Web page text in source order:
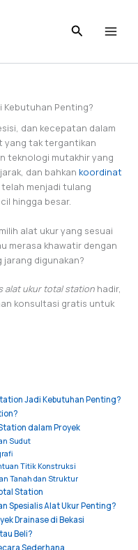
Kebutuhan Penting?
dan kecepatan dalam
yang tak tergantikan
teknologi mutakhir yang
dan bahkan koordinat
menjadi tulang
hingga besar.
alat ukur yang sesuai
merasa khawatir dengan
digunakan?
alat ukur total station hadir,
konsultasi gratis untuk
Jadi Kebutuhan Penting?
dalam Proyek
Sudut
Titik Konstruksi
Tanah dan Struktur
Station
Spesialis Alat Ukur Penting?
Drainase di Bekasi
Beli?
Sederhana